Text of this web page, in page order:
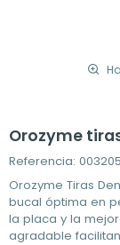
Orozyme
Referencia: 003205
Orozyme Tiras
bucal óptima en
la placa y la
agradable